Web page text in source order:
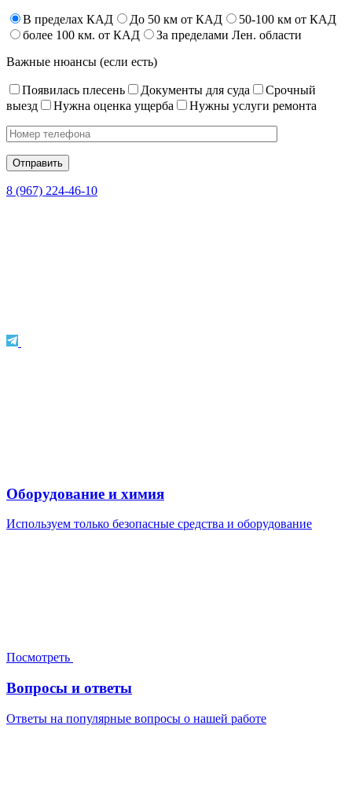
В пределах КАД До 50 км от КАД
50-100 км от КАД
более 100 км. от КАД
За пределами Лен. области
Важные нюансы (если есть)
Появилась плесень Документы для суда
Срочный
выезд
Нужна оценка ущерба Нужны услуги ремонта
8 (967) 224-46-10
Оборудование и химия
Используем только безопасные средства и оборудование
Посмотреть
Вопросы и ответы
Ответы на популярные вопросы о нашей работе